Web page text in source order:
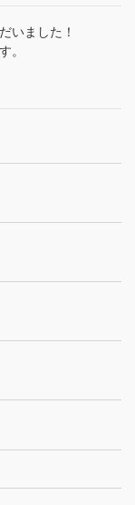
いました！
。